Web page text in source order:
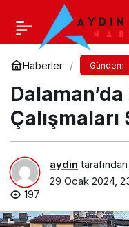
Haberler Gündem
aydin tarafından
29 Ocak 2024,
197
Başkan
temsilcileriyle buluştu